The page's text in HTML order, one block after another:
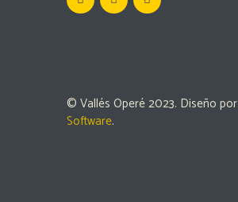
© Vallés Operé 2023. Diseño por
Software.